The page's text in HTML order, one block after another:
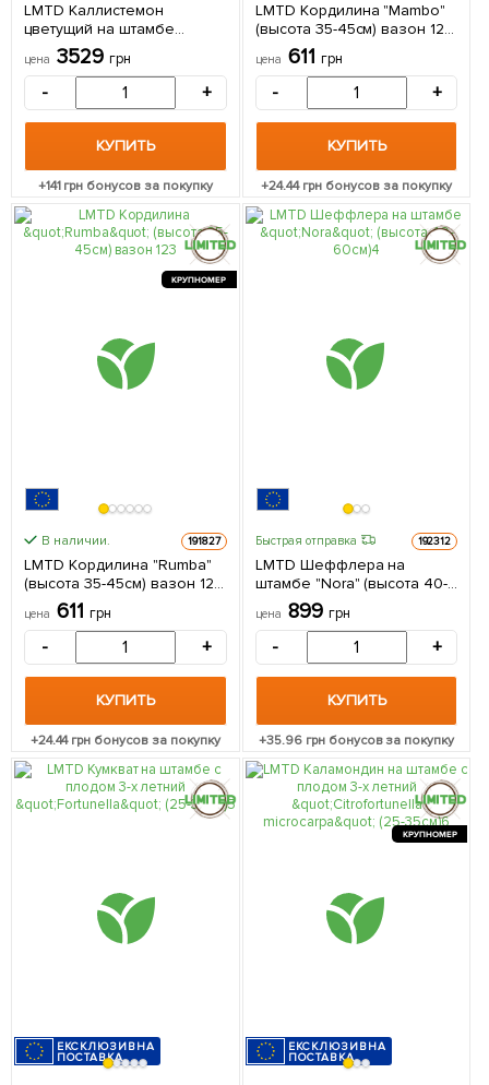
LMTD Каллистемон
цветущий на штамбе
"Citrinus" 4-х летний (высота
120-140см) из Нидерландов
1 саженец в упаковке
(комнатный)
цена 3529 грн
- +
КУПИТЬ
+141грн бонусов за покупку
LMTD Кордилина "Mambo"
(высота 35-45см) вазон 12
из Нидерландов 1 саженец
в упаковке (комнатный)
цена 611 грн
- +
КУПИТЬ
+24.44грн бонусов за покупку
КРУПНОМЕР
В наличии. 191827
LMTD Кордилина "Rumba"
(высота 35-45см) вазон 12
из Нидерландов 1 саженец
в упаковке (комнатный)
цена 611 грн
- +
КУПИТЬ
+24.44грн бонусов за покупку
Быстрая отправка 192312
LMTD Шеффлера на
штамбе "Nora" (высота 40-
60см) из Нидерландов 1
саженец в упаковке
цена 899 грн
- +
КУПИТЬ
+35.96грн бонусов за покупку
ЕКСКЛЮЗИВНА
ПОСТАВКА
КРУПНОМЕР
ЕКСКЛЮЗИВНА
ПОСТАВКА